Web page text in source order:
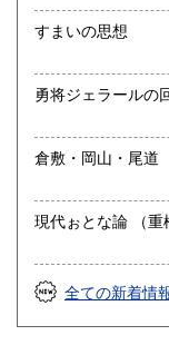
すまいの思想
倉敷・岡山・尾
現代ぉと
全ての新着情